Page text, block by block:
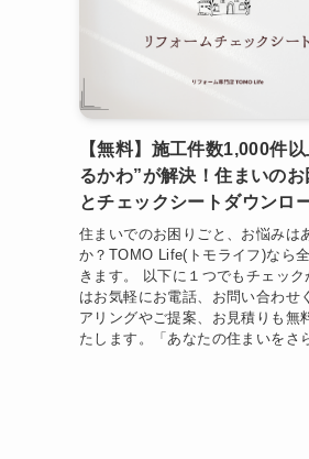
【無料】施工件数1,000件
るかわ”が解決！住まいの
とチェックシートダウンロ
住まいでのお困りごと、お悩みは
か？TOMO Life(トモライフ)なら
きます。 以下に１つでもチェッ
はお気軽にお電話、お問い合わせ
アリングやご提案、お見積りも無
たします。「あなたの住まいをさ